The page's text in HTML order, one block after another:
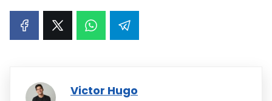
Victor Hugo